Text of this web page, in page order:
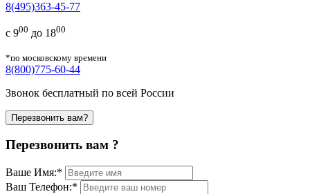
8(495)363-45-77
с 900 до 1800
*по московскому времени
8(800)775-60-44
Звонок бесплатный по всей России
Перезвонить вам?
Перезвонить вам ?
Ваше Имя:*
Ваш Телефон:*